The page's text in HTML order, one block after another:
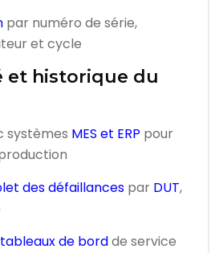
par numéro de série,
et cycle
et historique du
systèmes MES et ERP pour
des défaillances par DUT,
tableaux de bordde service